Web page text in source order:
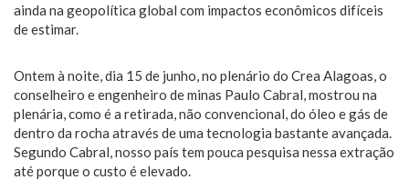
ainda na geopolítica global com impactos econômicos difíceis
de estimar.
Ontem à noite, dia 15 de junho, no plenário do Crea Alagoas, o
conselheiro e engenheiro de minas Paulo Cabral, mostrou na
plenária, como é a retirada, não convencional, do óleo e gás de
dentro da rocha através de uma tecnologia bastante avançada.
Segundo Cabral, nosso país tem pouca pesquisa nessa extração
até porque o custo é elevado.